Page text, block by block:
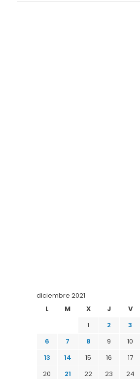
diciembre 2021
L
M X J V
1
2 3
6
7 8 9 10
13
14 15 16 17
20
21 22 23 24